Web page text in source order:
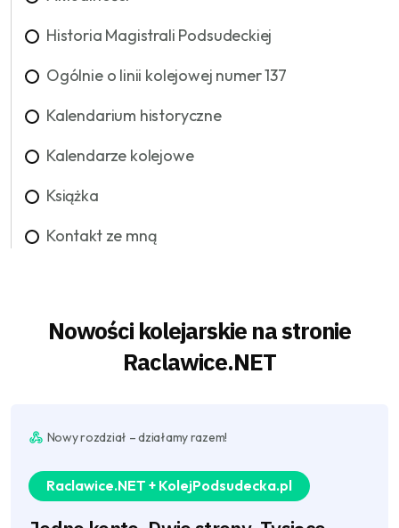
Historia Magistrali Podsudeckiej
Ogólnie o linii kolejowej numer 137
Kalendarium historyczne
Kalendarze kolejowe
Książka
Kontakt ze mną
Nowości kolejarskie na stronie
Raclawice.NET
Nowy rozdział – działamy razem!
Raclawice.NET + KolejPodsudecka.pl